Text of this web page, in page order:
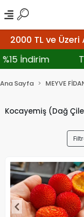
2000 TL ve
İndirim
Ana Sayfa MEYVE
Kocayemiş (Dağ